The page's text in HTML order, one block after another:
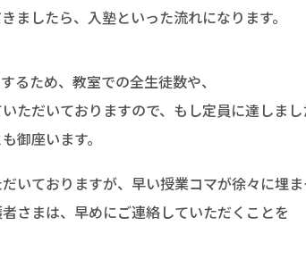
ましたら、入塾といった流れになります。
るため、教室での全生徒数や、
ただいておりますので、もし定員に達しまし
御座います。
いておりますが、早い授業コマが徐々に埋ま
さまは、早めにご連絡していただくことを